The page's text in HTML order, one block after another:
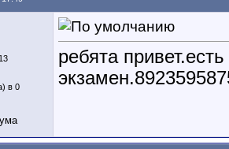
в 0
ребята